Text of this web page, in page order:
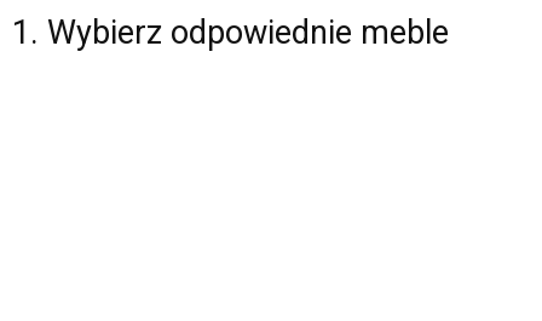
1. Wybierz odpowiednie meble